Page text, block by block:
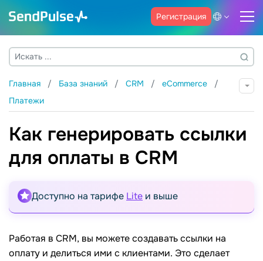
Регистрация
Главная База знаний CRM
eCommerce
Платежи
Как генерировать ссылки
для оплаты в CRM
Доступно на тарифе Lite и выше
Работая в CRM, вы можете создавать ссылки на
оплату и делиться ими с клиентами. Это сделает